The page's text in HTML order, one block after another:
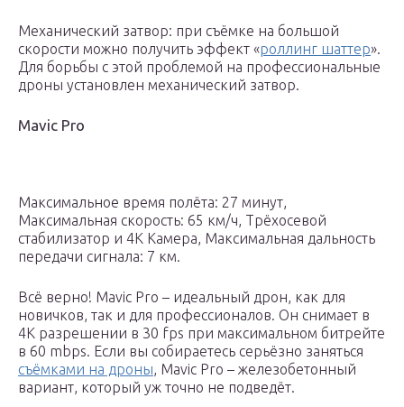
Механический затвор: при съёмке на большой
скорости можно получить эффект «роллинг шаттер».
Для борьбы с этой проблемой на профессиональные
дроны установлен механический затвор.
Mavic Pro
Максимальное время полёта: 27 минут,
Максимальная скорость: 65 км/ч, Трёхосевой
стабилизатор и 4K Камера, Максимальная дальность
передачи сигнала: 7 км.
Всё верно! Mavic Pro – идеальный дрон, как для
новичков, так и для профессионалов. Он снимает в
4К разрешении в 30 fps при максимальном битрейте
в 60 mbps. Если вы собираетесь серьёзно заняться
съёмками на дроны, Mavic Pro – железобетонный
вариант, который уж точно не подведёт.